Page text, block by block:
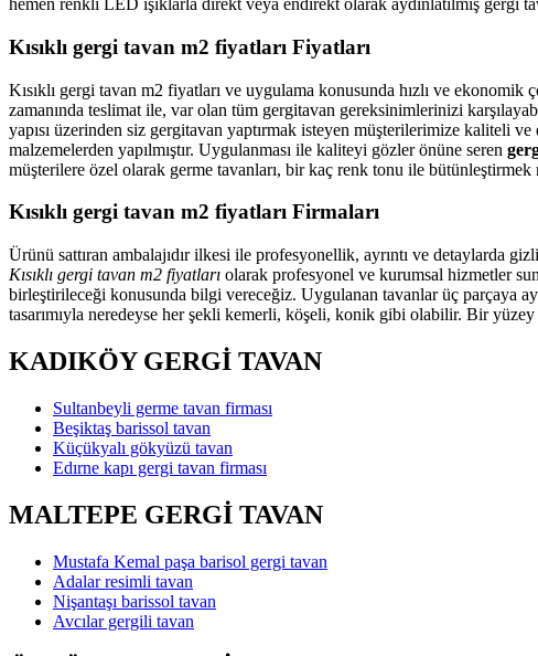
hemen renkli LED ışıklarla direkt veya endirekt olarak aydınlatılmış gergi
Kısıklı gergi tavan m2 fiyatları Fiyatları
Kısıklı gergi tavan m2 fiyatları ve uygulama konusunda hızlı ve
zamanında teslimat ile, var olan tüm gergitavan gereksinimlerinizi
yapısı üzerinden siz gergitavan yaptırmak isteyen müşterilerimize kaliteli
malzemelerden yapılmıştır. Uygulanması ile kaliteyi gözler önüne seren
müşterilere özel olarak germe tavanları, bir kaç renk tonu ile bütünleştirmek
Kısıklı gergi tavan m2 fiyatları Firmaları
Ürünü sattıran ambalajıdır ilkesi ile profesyonellik, ayrıntı ve detaylarda
Kısıklı gergi tavan m2 fiyatları olarak profesyonel ve kurumsal hizmetler
birleştirileceği konusunda bilgi vereceğiz. Uygulanan tavanlar üç parçaya
tasarımıyla neredeyse her şekli kemerli, köşeli, konik gibi olabilir. Bir yüzey
KADIKÖY GERGİ TAVAN
Sultanbeyli germe tavan firması
Beşiktaş barissol tavan
Küçükyalı gökyüzü tavan
Edırne kapı gergi tavan firması
MALTEPE GERGİ TAVAN
Mustafa Kemal paşa barisol gergi tavan
Adalar resimli tavan
Nişantaşı barissol tavan
Avcılar gergili tavan